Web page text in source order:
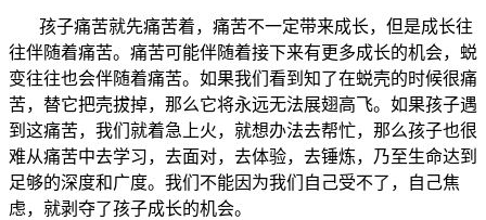
孩子痛苦就先痛苦着，痛苦不一定带来成长，但是成长往
往伴随着痛苦。痛苦可能伴随着接下来有更多成长的机会，蜕
变往往也会伴随着痛苦。如果我们看到知了在蜕壳的时候很痛
苦，替它把壳拔掉，那么它将永远无法展翅高飞。如果孩子遇
到这痛苦，我们就着急上火，就想办法去帮忙，那么孩子也很
难从痛苦中去学习，去面对，去体验，去锤炼，乃至生命达到
足够的深度和广度。我们不能因为我们自己受不了，自己焦
虑，就剥夺了孩子成长的机会。